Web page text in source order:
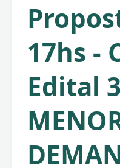
17hs -
Edital